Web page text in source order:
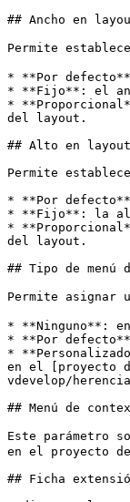
## Ancho en
Permite
* **Por
* **Fijo**: el
*
del layout.
## Alto en layout
Permite
* **Por
* **Fijo**: la
*
del layout.
## Tipo de menú
Permite
* **Ninguno**:
* **Por
*
en el [proyecto
vdevelop/
## Menú de
Este
en el proyecto
## Ficha